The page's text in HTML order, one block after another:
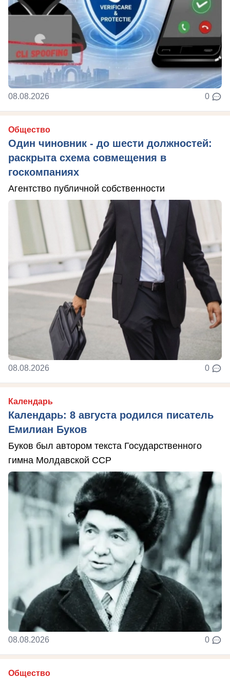
08.08.2026 0
Общество
Один чиновник - до шести должностей:
раскрыта схема совмещения в
госкомпаниях
Агентство публичной собственности
08.08.2026 0
Календарь
Календарь: 8 августа родился писатель
Емилиан Буков
Буков был автором текста Государственного
гимна Молдавской ССР
08.08.2026 0
Общество